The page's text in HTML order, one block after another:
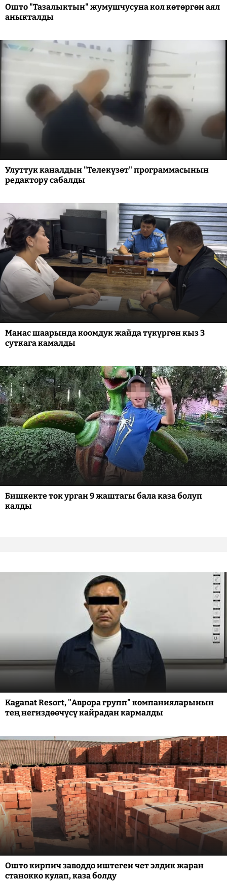
Ошто "Тазалыктын" жумушчусуна кол көтөргөн аял
аныкталды
Улуттук каналдын "Телекүзөт" программасынын
редактору сабалды
Манас шаарында коомдук жайда түкүргөн кыз 3
суткага камалды
Бишкекте ток урган 9 жаштагы бала каза болуп
калды
Kaganat Resort, "Аврора групп" компанияларынын
тең негиздөөчүсү кайрадан кармалды
Ошто кирпич заводдо иштеген чет элдик жаран
станокко кулап, каза болду